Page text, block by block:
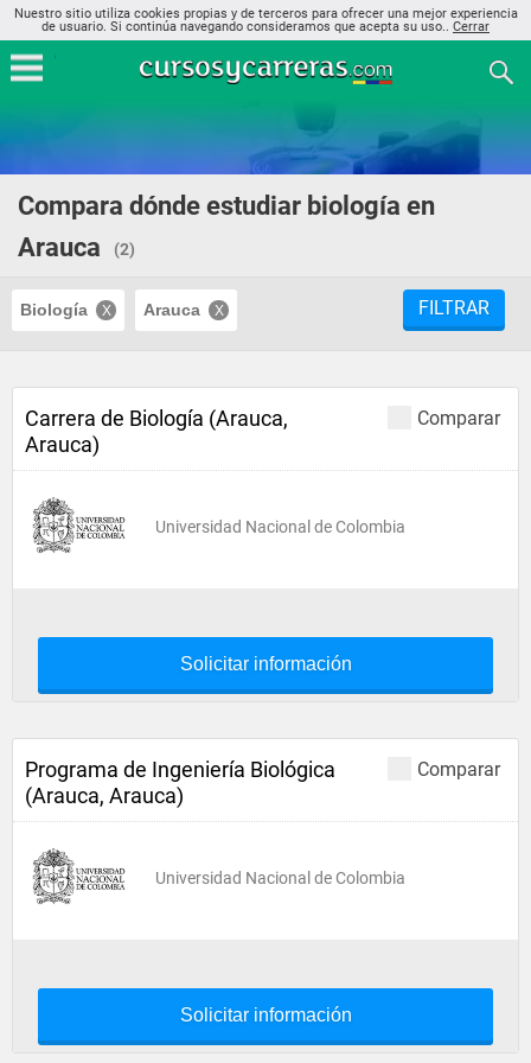
Nuestro sitio utiliza cookies propias y de terceros para ofrecer una mejor experiencia
de usuario. Si continúa navegando consideramos que acepta su uso.. Cerrar
Compara dónde estudiar biología en
Arauca
(2)
Biología Arauca FILTRAR
Comparar
Carrera de Biología (Arauca,
Arauca)
Universidad Nacional de Colombia
Solicitar información
Comparar
Programa de Ingeniería Biológica
(Arauca, Arauca)
Universidad Nacional de Colombia
Solicitar información